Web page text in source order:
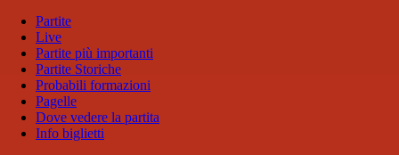
Partite
Live
Partite più importanti
Partite Storiche
Probabili formazioni
Pagelle
Dove vedere la partita
Info biglietti